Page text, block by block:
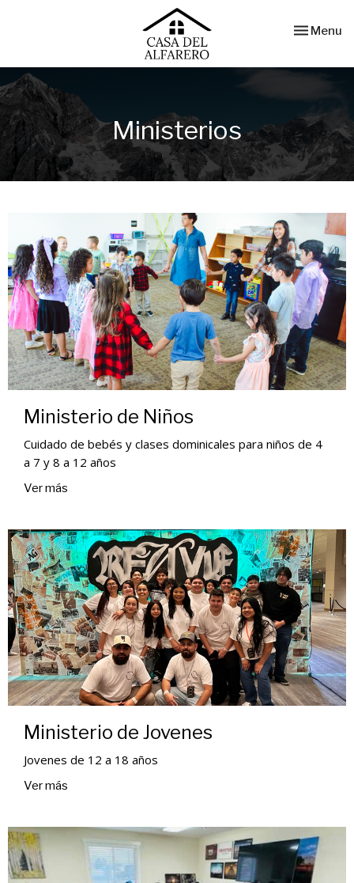
Toggle
Menu
Ministerios
Ministerio de Niños
Cuidado de bebés y clases dominicales para niños de 4
a 7 y 8 a 12 años
Ver más
Ministerio de Jovenes
Jovenes de 12 a 18 años
Ver más